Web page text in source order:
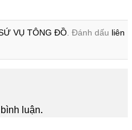
VỤ TÔNG ĐỒ. Đánh dấu liên
luận.